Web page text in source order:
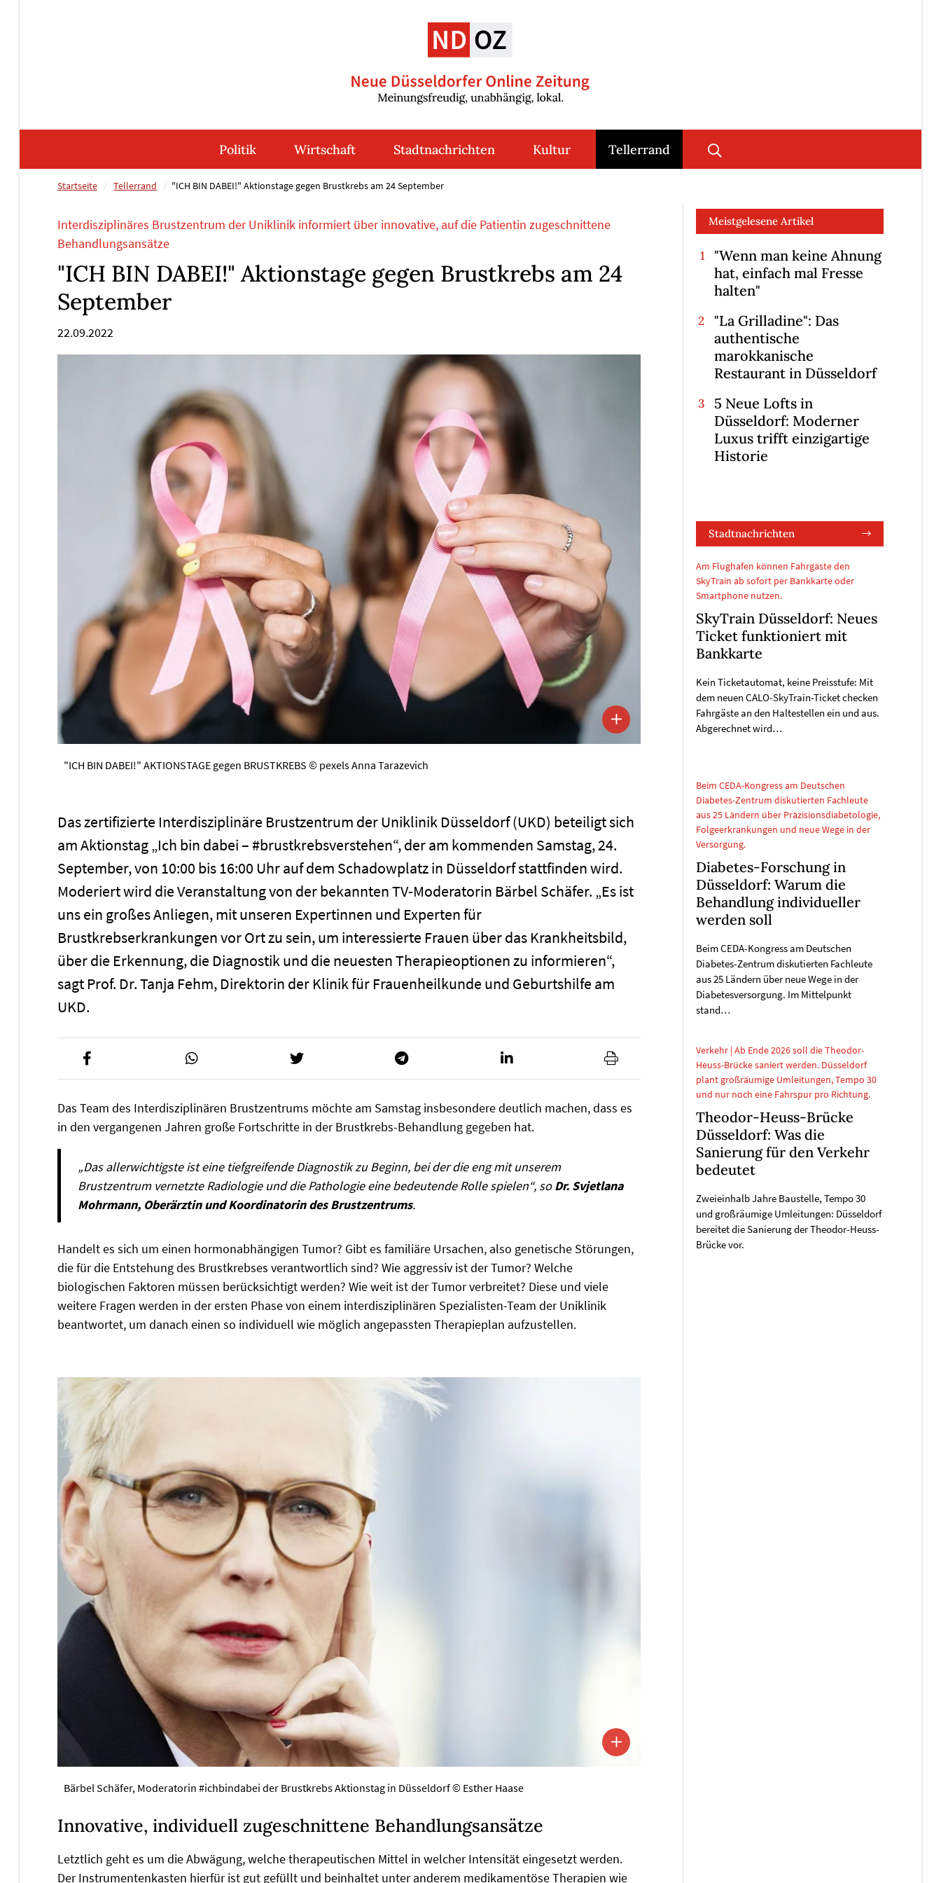
Politik Wirtschaft Stadtnachrichten Kultur Tellerrand
Startseite Tellerrand "ICH BIN DABEI!" Aktionstage gegen Brustkrebs am 24 September
Interdisziplinäres Brustzentrum der Uniklinik informiert über innovative, auf die Patientin zugeschnittene
Behandlungsansätze
"ICH BIN DABEI!" Aktionstage gegen Brustkrebs am 24
September
22.09.2022
"ICH BIN DABEI!" AKTIONSTAGE gegen BRUSTKREBS © pexels Anna Tarazevich
Das zertifizierte Interdisziplinäre Brustzentrum der Uniklinik Düsseldorf (UKD) beteiligt sich
am Aktionstag „Ich bin dabei – #brustkrebsverstehen“, der am kommenden Samstag, 24.
September, von 10:00 bis 16:00 Uhr auf dem Schadowplatz in Düsseldorf stattfinden wird.
Moderiert wird die Veranstaltung von der bekannten TV-Moderatorin Bärbel Schäfer. „Es ist
uns ein großes Anliegen, mit unseren Expertinnen und Experten für
Brustkrebserkrankungen vor Ort zu sein, um interessierte Frauen über das Krankheitsbild,
über die Erkennung, die Diagnostik und die neuesten Therapieoptionen zu informieren“,
sagt Prof. Dr. Tanja Fehm, Direktorin der Klinik für Frauenheilkunde und Geburtshilfe am
UKD.
Das Team des Interdisziplinären Brustzentrums möchte am Samstag insbesondere deutlich machen, dass es
in den vergangenen Jahren große Fortschritte in der Brustkrebs-Behandlung gegeben hat.
„Das allerwichtigste ist eine tiefgreifende Diagnostik zu Beginn, bei der die eng mit unserem
Brustzentrum vernetzte Radiologie und die Pathologie eine bedeutende Rolle spielen“, soDr. Svjetlana
Mohrmann, Oberärztin und Koordinatorin des Brustzentrums.
Handelt es sich um einen hormonabhängigen Tumor? Gibt es familiäre Ursachen, also genetische Störungen,
die für die Entstehung des Brustkrebses verantwortlich sind? Wie aggressiv ist der Tumor? Welche
biologischen Faktoren müssen berücksichtigt werden? Wie weit ist der Tumor verbreitet? Diese und viele
weitere Fragen werden in der ersten Phase von einem interdisziplinären Spezialisten-Team der Uniklinik
beantwortet, um danach einen so individuell wie möglich angepassten Therapieplan aufzustellen.
Bärbel Schäfer, Moderatorin #ichbindabei der Brustkrebs Aktionstag in Düsseldorf © Esther Haase
Innovative, individuell zugeschnittene Behandlungsansätze
Letztlich geht es um die Abwägung, welche therapeutischen Mittel in welcher Intensität eingesetzt werden.
Der Instrumentenkasten hierfür ist gut gefüllt und beinhaltet unter anderem medikamentöse Therapien wie
Meistgelesene Artikel
"Wenn man keine Ahnung
hat, einfach mal Fresse
halten"
"La Grilladine": Das
authentische
marokkanische
Restaurant in Düsseldorf
5 Neue Lofts in
Düsseldorf: Moderner
Luxus trifft einzigartige
Historie
Stadtnachrichten
Am Flughafen können Fahrgäste den
SkyTrain ab sofort per Bankkarte oder
Smartphone nutzen.
SkyTrain Düsseldorf: Neues
Ticket funktioniert mit
Bankkarte
Kein Ticketautomat, keine Preisstufe: Mit
dem neuen CALO-SkyTrain-Ticket checken
Fahrgäste an den Haltestellen ein und aus.
Abgerechnet wird…
Beim CEDA-Kongress am Deutschen
Diabetes-Zentrum diskutierten Fachleute
aus 25 Ländern über Präzisionsdiabetologie,
Folgeerkrankungen und neue Wege in der
Versorgung.
Diabetes-Forschung in
Düsseldorf: Warum die
Behandlung individueller
werden soll
Beim CEDA-Kongress am Deutschen
Diabetes-Zentrum diskutierten Fachleute
aus 25 Ländern über neue Wege in der
Diabetesversorgung. Im Mittelpunkt
stand…
Verkehr | Ab Ende 2026 soll die Theodor-
Heuss-Brücke saniert werden. Düsseldorf
plant großräumige Umleitungen, Tempo 30
und nur noch eine Fahrspur pro Richtung.
Theodor-Heuss-Brücke
Düsseldorf: Was die
Sanierung für den Verkehr
bedeutet
Zweieinhalb Jahre Baustelle, Tempo 30
und großräumige Umleitungen: Düsseldorf
bereitet die Sanierung der Theodor-Heuss-
Brücke vor.